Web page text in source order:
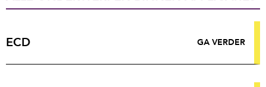
ECD GA VERDER